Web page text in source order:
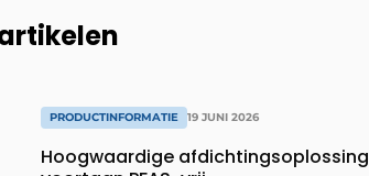
PRODUCTINFORMATIE 19 JUNI 2026
Hoogwaardige afdichtingsoplossing